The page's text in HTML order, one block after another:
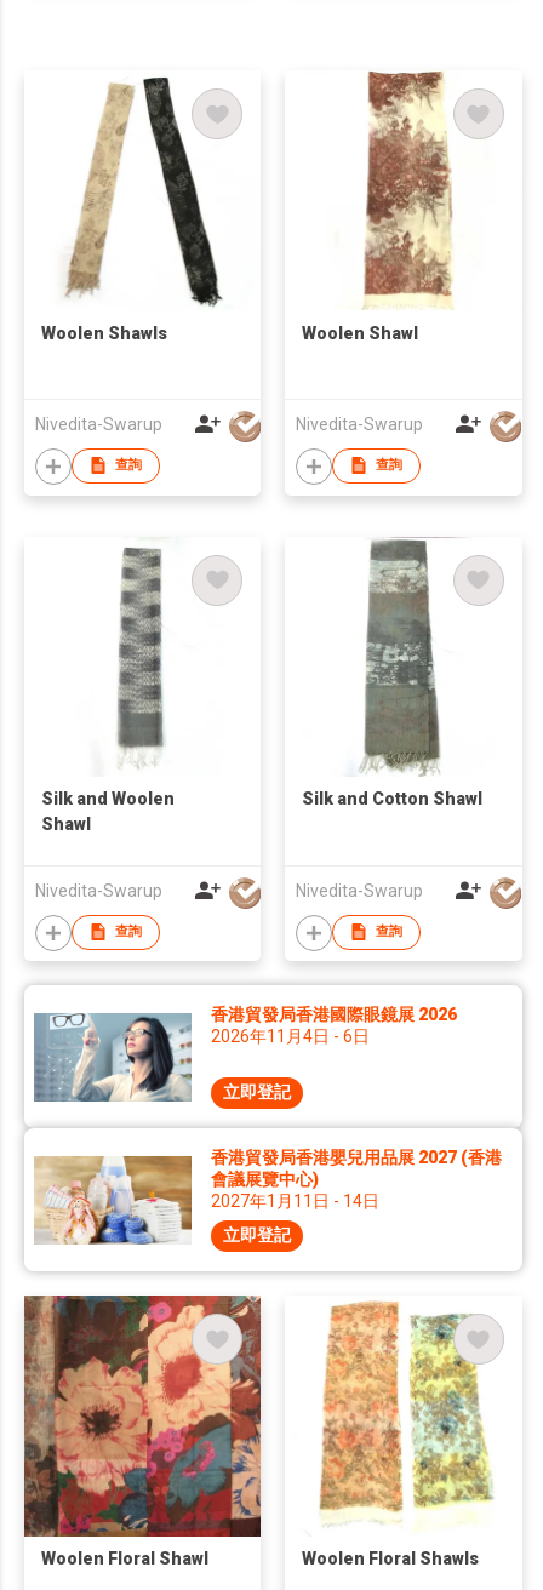
Woolen Shawls
Nivedita-Swarup
查詢
Woolen Shawl
Nivedita-Swarup
查詢
Silk and Woolen
Shawl
Nivedita-Swarup
查詢
Silk and Cotton Shawl
Nivedita-Swarup
查詢
香港貿發局香港國際眼鏡展 2026
2026年11月4日 - 6日
立即登記
香港貿發局香港嬰兒用品展 2027 (香港
會議展覽中心)
2027年1月11日 - 14日
立即登記
Woolen Floral Shawl Woolen Floral Shawls